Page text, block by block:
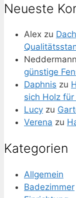
Neueste
Alex zu
Neddermann
günstige
Daphnis zu
sich Holz
Lucy zu
Verena zu
Kategorien
Allgemein
Badezimmer